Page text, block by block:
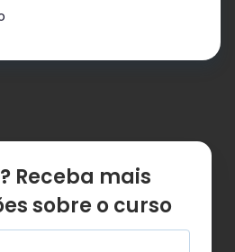
Receba mais
sobre o curso